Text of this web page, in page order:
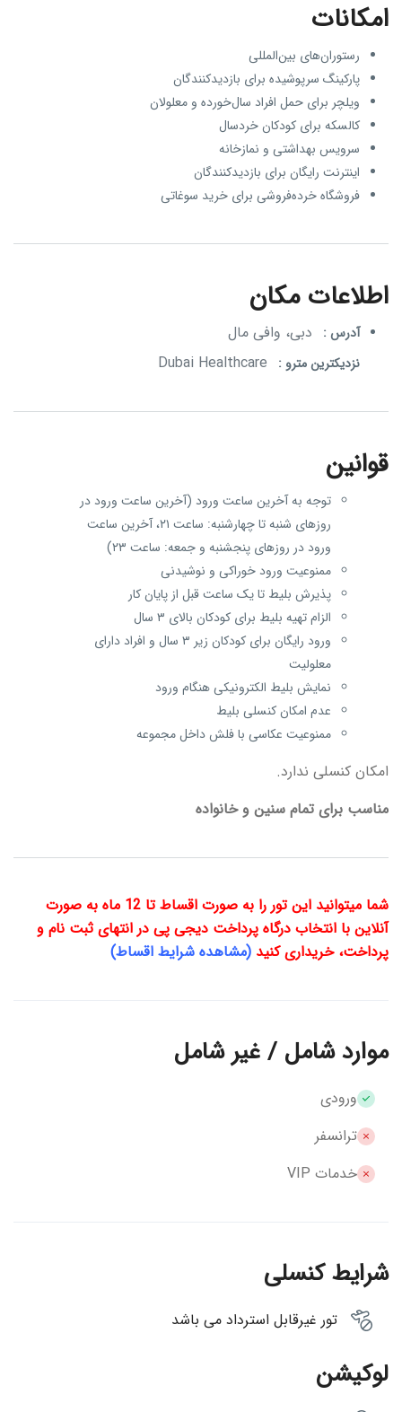
امکانات
رستوران‌های بین‌المللی
پارکینگ سرپوشیده برای بازدیدکنندگان
ویلچر برای حمل افراد سال‌خورده و معلولان
کالسکه برای کودکان خردسال
سرویس بهداشتی و نمازخانه
اینترنت رایگان برای بازدیدکنندگان
فروشگاه خرده‌فروشی برای خرید سوغاتی
اطلاعات مکان
آدرس : دبی، وافی مال
نزدیکترین مترو : Dubai Healthcare
قوانین
توجه به آخرین ساعت ورود (آخرین ساعت ورود در
روزهای شنبه تا چهارشنبه: ساعت ۲۱، آخرین ساعت
ورود در روزهای پنجشنبه و جمعه: ساعت ۲۳)
ممنوعیت ورود خوراکی و نوشیدنی
پذیرش بلیط تا یک ساعت قبل از پایان کار
الزام تهیه بلیط برای کودکان بالای ۳ سال
ورود رایگان برای کودکان زیر ۳ سال و افراد دارای
معلولیت
نمایش بلیط الکترونیکی هنگام ورود
عدم امکان کنسلی بلیط
ممنوعیت عکاسی با فلش داخل مجموعه
امکان کنسلی ندارد.
مناسب برای تمام سنین و خانواده
شما میتوانید این تور را به صورت اقساط تا 12 ماه به صورت
آنلاین با انتخاب درگاه پرداخت دیجی پی در انتهای ثبت نام و
پرداخت، خریداری کنید (مشاهده شرایط اقساط)
موارد شامل / غیر شامل
ورودی
ترانسفر
خدمات VIP
شرایط کنسلی
تور غیرقابل استرداد می باشد
لوکیشن